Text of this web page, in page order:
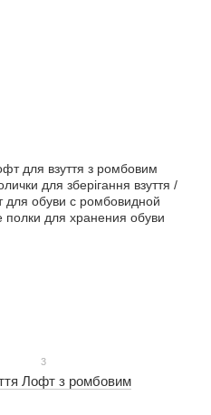
3
Лофт з ромбовим